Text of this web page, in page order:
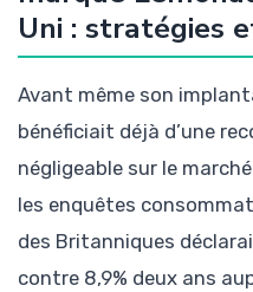
Uni : stratégies
Avant même son
bénéficiait déjà d’une
négligeable sur le
les enquêtes
des Britanniques
contre 8,9% deux ans